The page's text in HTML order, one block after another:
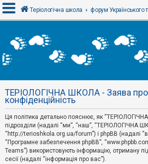
х
і
Р
е
с
т
р
а
ц
і
я
Теріологічна школа форум Українського
ТЕРІОЛОГІЧНА ШКОЛА - Заява про
конфіденційність
Ця політика детально пояснює, як
підрозділи (надалі “ми”, “наш”, “ТЕРІОЛОГІЧНА
“http://terioshkola.org.ua/forum”) і phpBB (надалі
“Програмне забезпечення phpBB”,
Teams”) використовують інформацію, отриману
сесії (надалі “інформація про вас”).